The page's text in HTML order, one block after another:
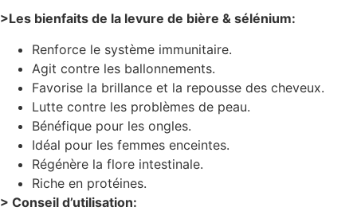
>Les bienfaits de la levure de bière & sélénium:
Renforce le système immunitaire.
Agit contre les ballonnements.
Favorise la brillance et la repousse des cheveux.
Lutte contre les problèmes de peau.
Bénéfique pour les ongles.
Idéal pour les femmes enceintes.
Régénère la flore intestinale.
Riche en protéines.
> Conseil d’utilisation: